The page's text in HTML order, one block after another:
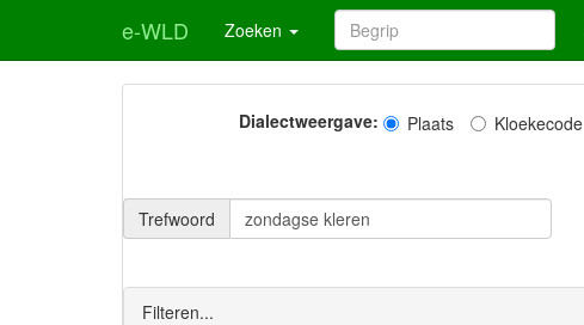
e-WLD Zoeken
Dialectweergave: Plaats Kloekecode
Trefwoord
Filteren...